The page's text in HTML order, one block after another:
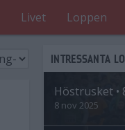
Livet Loppen
INTRESSANTA
Höstrusket •
8 nov 2025